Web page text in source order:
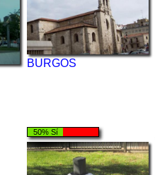
BURGOS
50% Sí